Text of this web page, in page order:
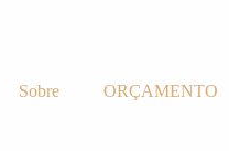
Sobre ORÇAMENTO